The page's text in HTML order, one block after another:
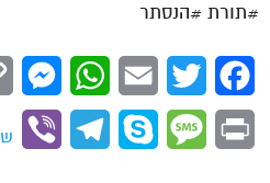
#תורת #הנסתר
Facebook
Twitter
Email
Print
Message
Skype